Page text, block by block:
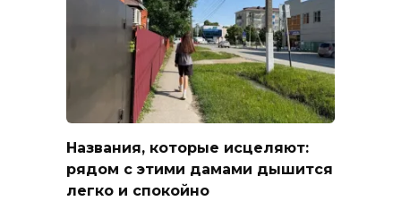
Названия, которые исцеляют:
рядом с этими дамами дышится
легко и спокойно